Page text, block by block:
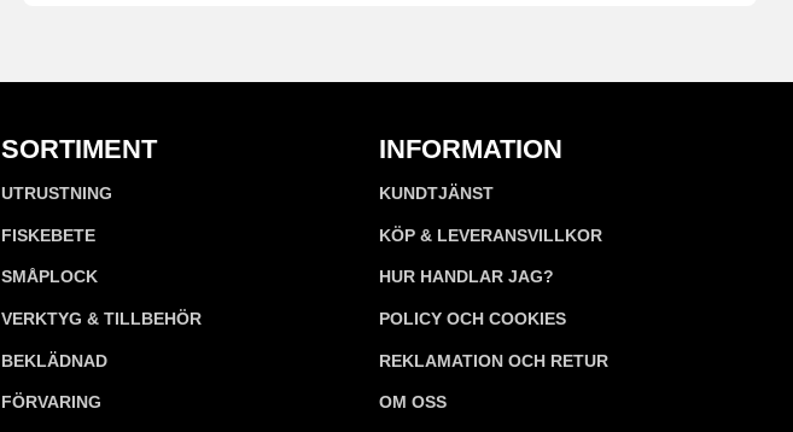
SORTIMENT
UTRUSTNING
FISKEBETE
SMÅPLOCK
VERKTYG & TILLBEHÖR
BEKLÄDNAD
FÖRVARING
INFORMATION
KUNDTJÄNST
KÖP & LEVERANSVILLKOR
HUR HANDLAR JAG?
POLICY OCH COOKIES
REKLAMATION OCH RETUR
OM OSS